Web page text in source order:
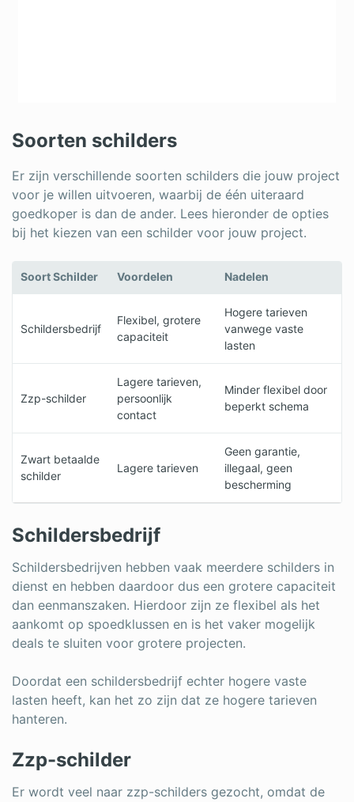
Soorten schilders
Er zijn verschillende soorten schilders die jouw project
voor je willen uitvoeren, waarbij de één uiteraard
goedkoper is dan de ander. Lees hieronder de opties
bij het kiezen van een schilder voor jouw project.
Soort Schilder Voordelen Nadelen
Schildersbedrijf
Flexibel, grotere
capaciteit
Hogere tarieven
vanwege vaste
lasten
Zzp-schilder
Lagere tarieven,
persoonlijk
contact
Minder flexibel door
beperkt schema
Zwart betaalde
schilder
Lagere tarieven
Geen garantie,
illegaal, geen
bescherming
Schildersbedrijf
Schildersbedrijven hebben vaak meerdere schilders in
dienst en hebben daardoor dus een grotere capaciteit
dan eenmanszaken. Hierdoor zijn ze flexibel als het
aankomt op spoedklussen en is het vaker mogelijk
deals te sluiten voor grotere projecten.
Doordat een schildersbedrijf echter hogere vaste
lasten heeft, kan het zo zijn dat ze hogere tarieven
hanteren.
Zzp-schilder
Er wordt veel naar zzp-schilders gezocht, omdat de